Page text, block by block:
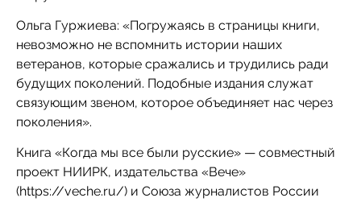
Ольга Гуржиева: «Погружаясь в страницы книги,
невозможно не вспомнить истории наших
ветеранов, которые сражались и трудились ради
будущих поколений. Подобные издания служат
связующим звеном, которое объединяет нас через
поколения».
Книга «Когда мы все были русские» — совместный
проект НИИРК, издательства «Вече»
(https://veche.ru/) и Союза журналистов России